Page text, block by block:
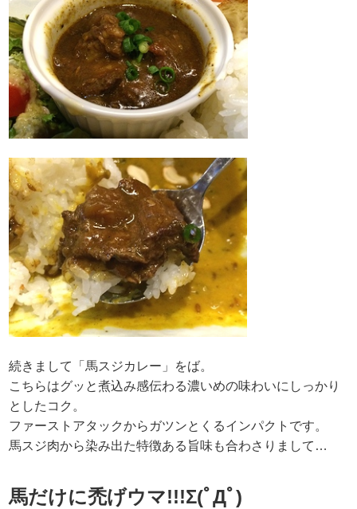
続きまして「馬スジカレー」をば。
こちらはグッと煮込み感伝わる濃いめの味わいにしっかり
としたコク。
ファーストアタックからガツンとくるインパクトです。
馬スジ肉から染み出た特徴ある旨味も合わさりまして…
馬だけに禿げウマ!!!Σ(ﾟДﾟ)